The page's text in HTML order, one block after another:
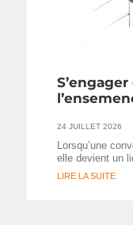
24 JUILLET 2026
Lorsqu’une
elle devient un
LIRE LA SUITE